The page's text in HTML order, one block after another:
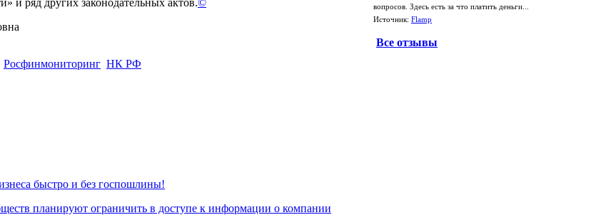
Росфинмониторинг НК РФ
быстро и без госпошлины!
планируют ограничить в доступе к информации о компании
вопросов. Здесь есть за что платить деньги...
Источник: Flamp
Все отзывы